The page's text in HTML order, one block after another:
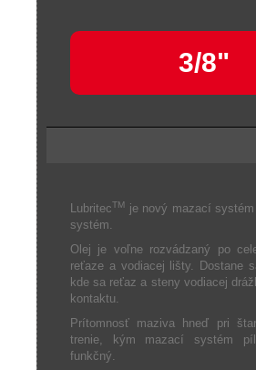
3/8"
LubritecTM je nový mazací
systém.
Olej je voľne rozvádzaný po
reťaze a vodiacej lišty. Dostane
kde sa reťaz a steny vodiacej
kontaktu.
Prítomnosť maziva hneď pri
trenie, kým mazací systém
funkčný.